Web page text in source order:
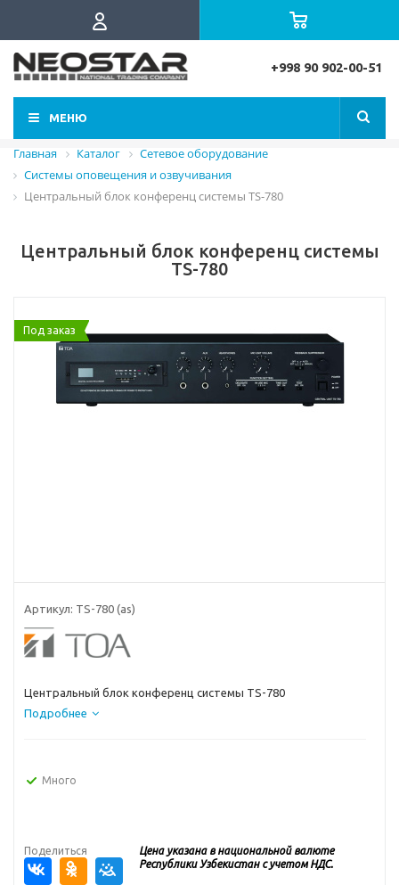
+998 90 902-00-51
МЕНЮ
Главная Каталог
Сетевое оборудование
Системы оповещения и озвучивания
Центральный блок конференц системы TS-780
Центральный блок конференц системы
TS-780
Под заказ
Артикул: TS-780 (as)
Центральный блок конференц системы TS-780
Подробнее
Много
Поделиться
Цена указана в национальной валюте
Республики Узбекистан с учетом НДС.